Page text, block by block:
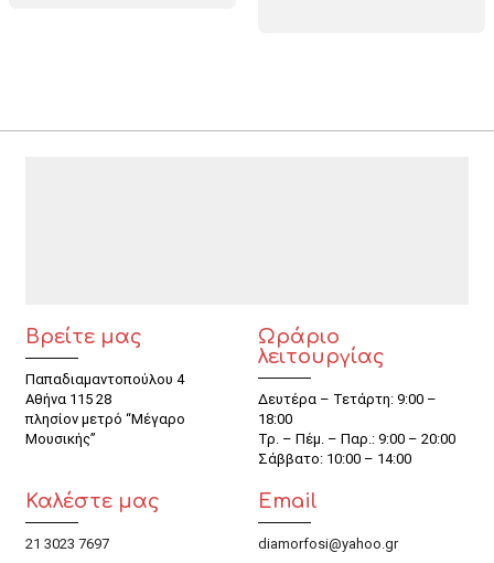
Βρείτε μας
Παπαδιαμαντοπούλου 4
Αθήνα 115 28
πλησίον μετρό “Μέγαρο
Μουσικής”
Ωράριο
λειτουργίας
Δευτέρα – Τετάρτη: 9:00 –
18:00
Τρ. – Πέμ. – Παρ.: 9:00 – 20:00
Σάββατο: 10:00 – 14:00
Καλέστε μας
21 3023 7697
Email
diamorfosi@yahoo.gr